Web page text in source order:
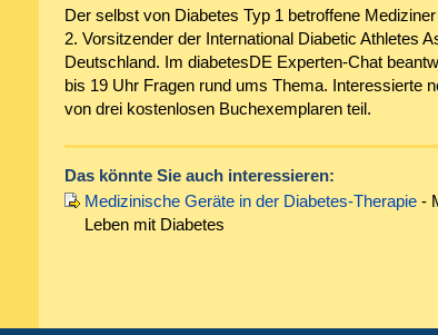
Der selbst von Diabetes Typ 1 betroffene
2. Vorsitzender der International Diabetic Athletes
Deutschland. Im diabetesDE Experten-Chat
bis 19 Uhr Fragen rund ums Thema. Interessierte
von drei kostenlosen Buchexemplaren teil.
Das könnte Sie auch interessieren:
Medizinische Geräte in der Diabetes-Therapie-
Leben mit Diabetes